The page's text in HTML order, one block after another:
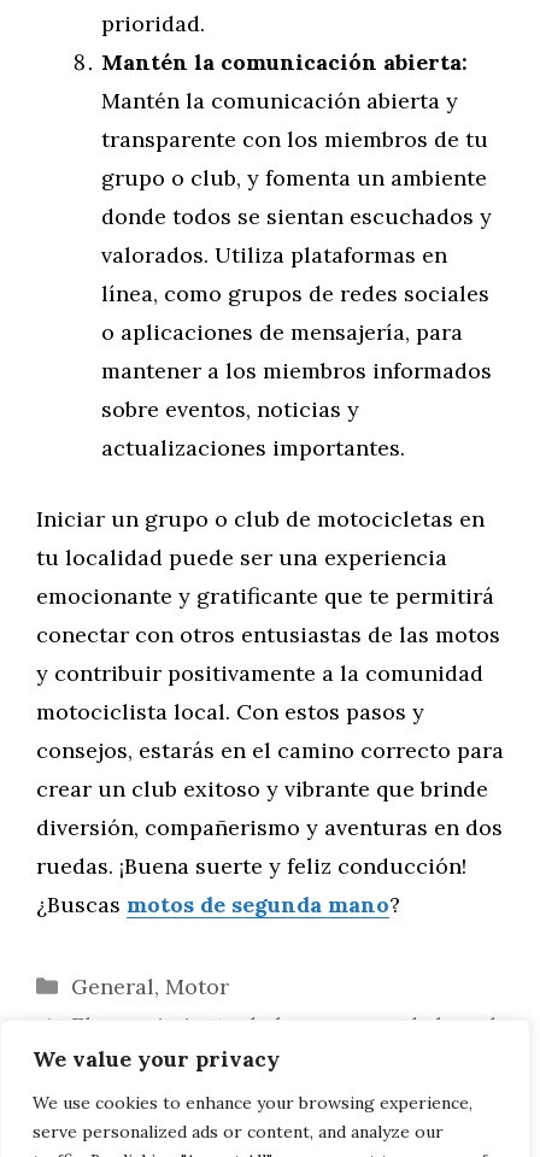
We value your privacy
We use cookies to enhance your browsing experience,
serve personalized ads or content, and analyze our
prioridad.
Mantén la comunicación abierta:
Mantén la comunicación abierta y
transparente con los miembros de tu
grupo o club, y fomenta un ambiente
donde todos se sientan escuchados y
valorados. Utiliza plataformas en
línea, como grupos de redes sociales
o aplicaciones de mensajería, para
mantener a los miembros informados
sobre eventos, noticias y
actualizaciones importantes.
Iniciar un grupo o club de motocicletas en
tu localidad puede ser una experiencia
emocionante y gratificante que te permitirá
conectar con otros entusiastas de las motos
y contribuir positivamente a la comunidad
motociclista local. Con estos pasos y
consejos, estarás en el camino correcto para
crear un club exitoso y vibrante que brinde
diversión, compañerismo y aventuras en dos
ruedas. ¡Buena suerte y feliz conducción!
¿Buscas motos de segunda mano?
Categorías
General, Motor
El renacimiento de las carreras de board
track y su impacto cultural
Atletas Destacadas Llamadas Akira:
Perfiles y Logros